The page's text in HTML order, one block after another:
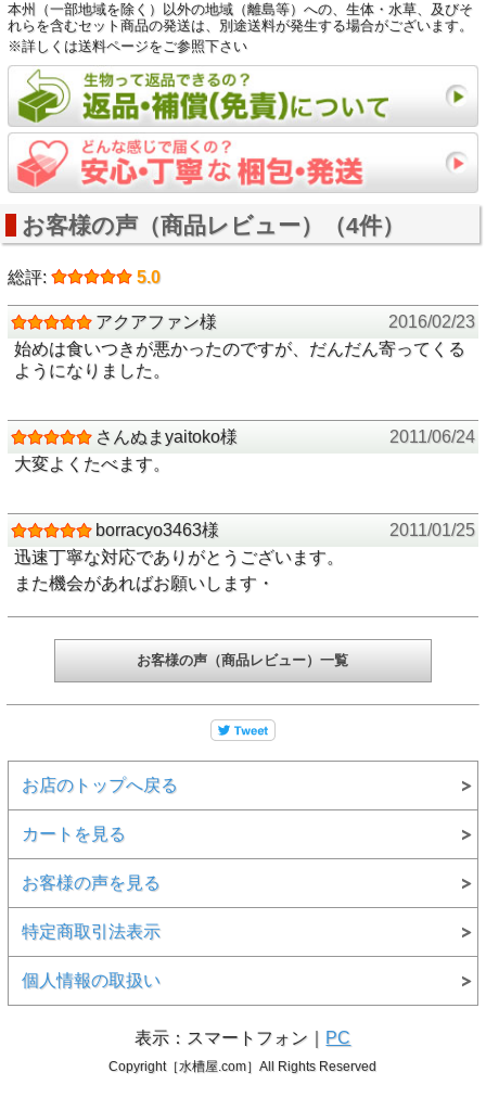
本州（一部地域を除く）以外の地域（離島等）への、生体・水草、及びそ
れらを含むセット商品の発送は、別途送料が発生する場合がございます。
※詳しくは送料ページをご参照下さい
お客様の声（商品レビュー）（4件）
総評: 5.0
アクアファン様
2016/02/23
始めは食いつきが悪かったのですが、だんだん寄ってくる
ようになりました。
さんぬまyaitoko様
2011/06/24
大変よくたべます。
borracyo3463様
2011/01/25
迅速丁寧な対応でありがとうございます。
また機会があればお願いします・
お客様の声（商品レビュー）一覧
お店のトップへ戻る
カートを見る
お客様の声を見る
特定商取引法表示
個人情報の取扱い
表示：スマートフォン｜ PC
Copyright［水槽屋.com］All Rights Reserved